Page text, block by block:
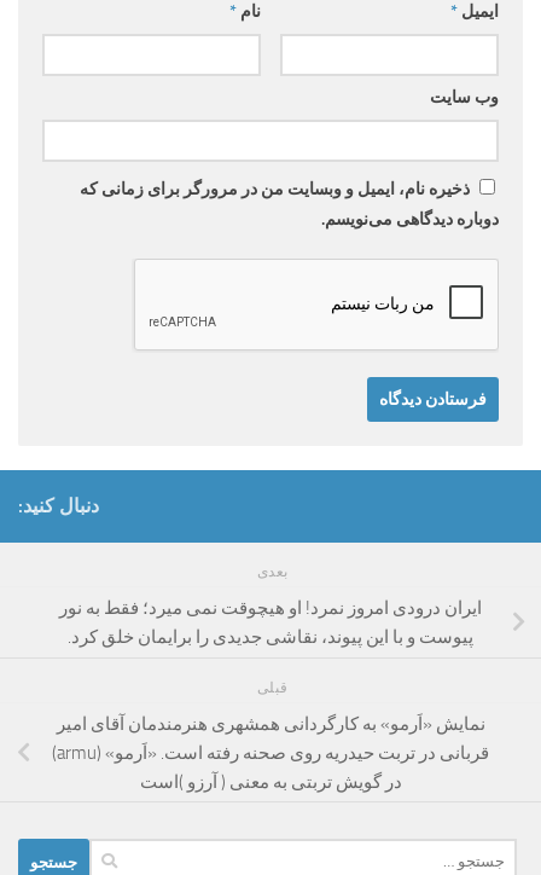
نام * ایمیل *
وب‌ سایت
ذخیره نام، ایمیل و وبسایت من در مرورگر برای زمانی که
دوباره دیدگاهی می‌نویسم.
دنبال کنید:
بعدی
ایران درودی امروز نمرد! او هیچوقت نمی میرد؛ فقط به نور
پیوست و با این پیوند، نقاشی جدیدی را برایمان خلق کرد.
قبلی
نمایش «اَرمو» به کارگردانی همشهری هنرمندمان آقای امیر
قربانی در تربت حیدریه روی صحنه رفته است. «اَرمو» (armu)
در گویش تربتی به معنی ( آرزو )است